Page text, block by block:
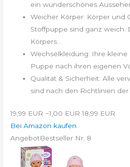
ein wunderschönes
Weicher Körper: Körper und
Stoffpuppe sind ganz weich.
Körpers...
Wechselkleidung: Ihre
Puppe nach ihren eigenen
Qualität & Sicherheit: Alle
sind nach den Richtlinien der
19,99 EUR −1,00 EUR 18,99 EUR
Bei Amazon kaufen
AngebotBestseller Nr. 8